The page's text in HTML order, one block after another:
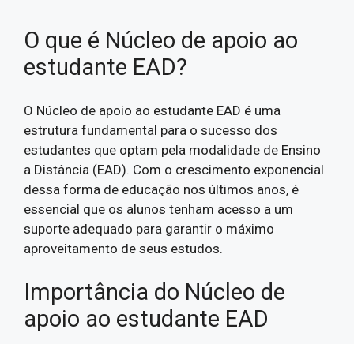
O que é Núcleo de apoio ao
estudante EAD?
O Núcleo de apoio ao estudante EAD é uma
estrutura fundamental para o sucesso dos
estudantes que optam pela modalidade de Ensino
a Distância (EAD). Com o crescimento exponencial
dessa forma de educação nos últimos anos, é
essencial que os alunos tenham acesso a um
suporte adequado para garantir o máximo
aproveitamento de seus estudos.
Importância do Núcleo de
apoio ao estudante EAD